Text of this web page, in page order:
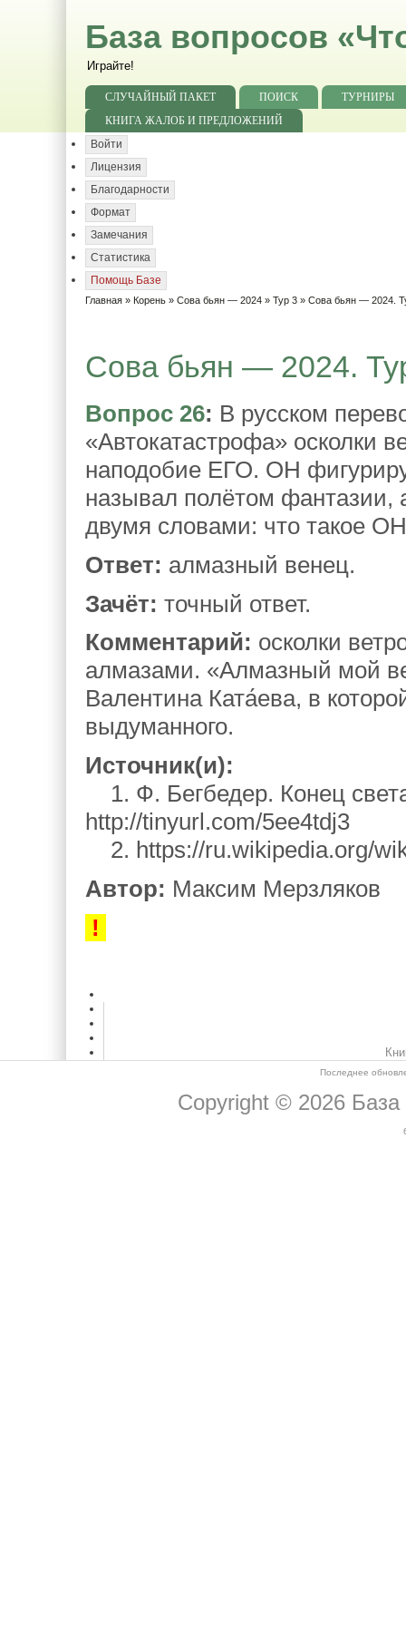
База вопросов
Играйте!
СЛУЧАЙНЫЙ ПАКЕТ ПОИСК
ТУРНИРЫ
КНИГА ЖАЛОБ И ПРЕДЛОЖЕНИЙ
Войти
Лицензия
Благодарности
Формат
Замечания
Статистика
Помощь Базе
Главная » Корень » Сова бьян — 2024 » Тур 3 » Сова бьян — 2024.
Сова бьян — 2024.
Вопрос 26: В русском
«Автокатастрофа» осколки
наподобие ЕГО. ОН
называл полётом фантазии,
двумя словами: что такое
Ответ: алмазный венец.
Зачёт: точный ответ.
Комментарий: осколки
алмазами. «Алмазный мой
Валентина Ката́ева, в
выдуманного.
Источник(и):
1. Ф. Бегбедер. Конец
http://tinyurl.com/5ee4tdj3
2. https://ru.wikipedia.org/
Автор: Максим Мерзляков
!
Последнее
Copyright © 2026 База